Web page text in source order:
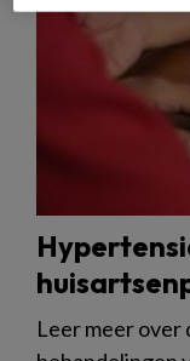
Leer meer over